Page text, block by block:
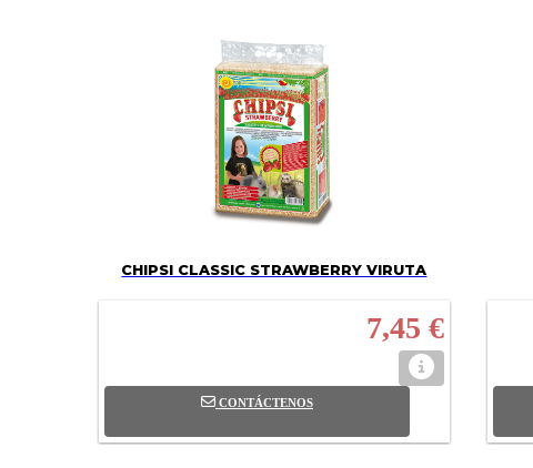
CHIPSI CLASSIC STRAWBERRY VIRUTA
7,45 €
CONTÁCTENOS